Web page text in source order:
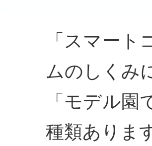
「スマー
ムのしくみ
「モデル
種類ありま